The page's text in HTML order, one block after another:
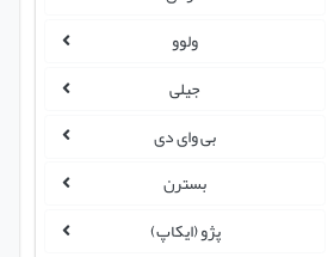
ولوو
جیلی
بی وای دی
بسترن
پژو (ایکاپ)